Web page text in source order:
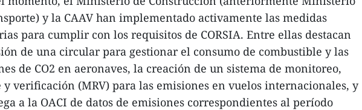
y la CAAV han implementado activamente las medidas
para cumplir con los requisitos de CORSIA. Entre ellas destacan
de una circular para gestionar el consumo de combustible y las
de CO2 en aeronaves, la creación de un sistema de monitoreo,
y verificación (MRV) para las emisiones en vuelos internacionales, y
a la OACI de datos de emisiones correspondientes al período